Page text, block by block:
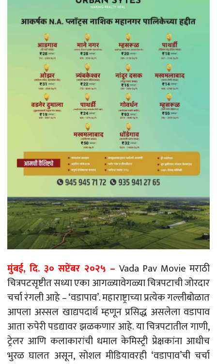
मुंबई, दि. ३० सप्टेंबर २०२५ – Vada Pav Movie मराठी
चित्रपटसृष्टीत सध्या एका आगळ्यावेगळ्या चित्रपटाची जोरदार
चर्चा रंगली आहे–‘वडापाव’. महाराष्ट्राच्या प्रत्येक गल्लीबोळात
आपला अस्सल खाद्यपदार्थ म्हणून प्रसिद्ध असलेला वडापाव
आता रुपेरी पडद्यावर झळकणार आहे. या चित्रपटातील गाणी,
ट्रेलर आणि कलाकारांची धमाल केमिस्ट्री प्रेक्षकांना आधीच
भुरळ घालत असून, सोशल मीडियावरही ‘वडापाव’ची चर्चा